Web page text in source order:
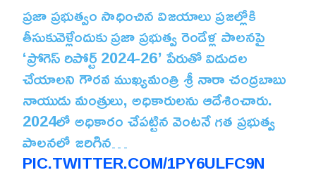
ప్రజా ప్రభుత్వం సాధించిన విజయాలు ప్రజల్లోకి
తీసుకువెళ్లేందుకు ప్రజా ప్రభుత్వ రెండేళ్ల పాలనపై
‘ప్రోగెస్ రిపోర్ట్ 2024-26’ పేరుతో విడుదల
చేయాలని గౌరవ ముఖ్యమంత్రి శ్రీ నారా చంద్రబాబు
నాయుడు మంత్రులు, అధికారులను ఆదేశించారు.
2024లో అధికారం చేపట్టిన వెంటనే గత ప్రభుత్వ
పాలనలో జరిగిన…
PIC.TWITTER.COM/1PY6ULFC9N